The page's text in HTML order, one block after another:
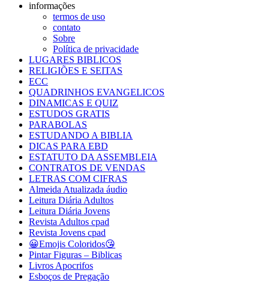
informações
termos de uso
contato
Sobre
Política de privacidade
LUGARES BIBLICOS
RELIGIÕES E SEITAS
ECC
QUADRINHOS EVANGELICOS
DINAMICAS E QUIZ
ESTUDOS GRATIS
PARABOLAS
ESTUDANDO A BIBLIA
DICAS PARA EBD
ESTATUTO DA ASSEMBLEIA
CONTRATOS DE VENDAS
LETRAS COM CIFRAS
Almeida Atualizada áudio
Leitura Diária Adultos
Leitura Diária Jovens
Revista Adultos cpad
Revista Jovens cpad
😀Emojis Coloridos😘
Pintar Figuras – Biblicas
Livros Apocrifos
Esboços de Pregação